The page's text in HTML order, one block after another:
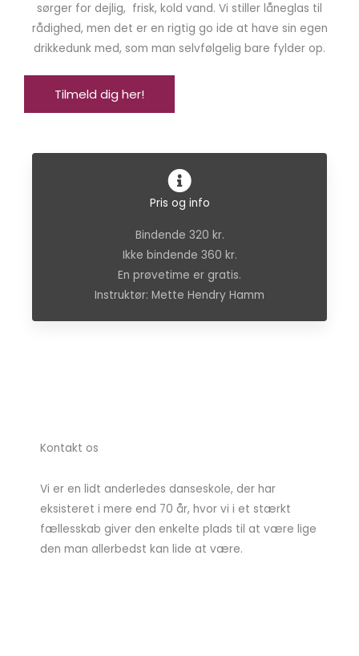
sørger for dejlig, frisk, kold vand. Vi stiller låneglas til
rådighed, men det er en rigtig go ide at have sin egen
drikkedunk med, som man selvfølgelig bare fylder op.
Tilmeld dig her!
Pris og info
Bindende 320 kr.
Ikke bindende 360 kr.
En prøvetime er gratis.
Instruktør: Mette Hendry Hamm
Kontakt os
Vi er en lidt anderledes danseskole, der har
eksisteret i mere end 70 år, hvor vi i et stærkt
fællesskab giver den enkelte plads til at være lige
den man allerbedst kan lide at være.